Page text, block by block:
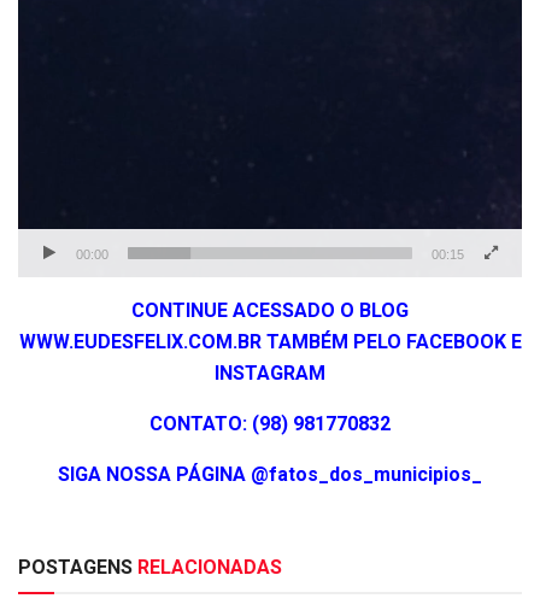
00:00 00:15
CONTINUE ACESSADO O BLOG
WWW.EUDESFELIX.COM.BR TAMBÉM PELO FACEBOOK E
INSTAGRAM
CONTATO: (98) 981770832
SIGA NOSSA PÁGINA @fatos_dos_municipios_
POSTAGENS RELACIONADAS